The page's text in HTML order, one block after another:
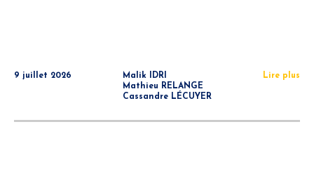
9 juillet 2026
Malik IDRI
Mathieu RELANGE
Cassandre LÉCUYER
Lire plus